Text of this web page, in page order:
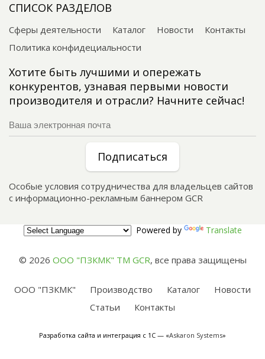
СПИСОК РАЗДЕЛОВ
Сферы деятельности Каталог Новости
Контакты
Политика конфидециальности
Хотите быть лучшими и опережать
конкурентов, узнавая первыми новости
производителя и отрасли? Начните сейчас!
Подписаться
Особые условия сотрудничества для владельцев сайтов
с информационно-рекламным баннером GCR
Powered by Translate
© 2026 ООО "ПЗКМК" TM GCR, все права защищены
ООО "ПЗКМК" Производство Каталог
Новости
Статьи
Контакты
Разработка сайта и интеграция с 1С — «Askaron Systems»